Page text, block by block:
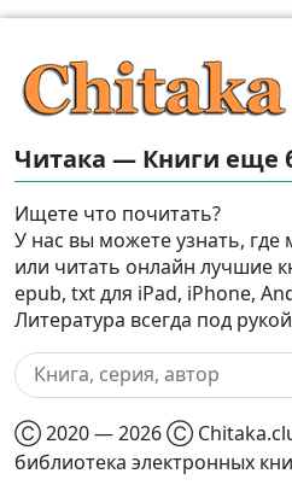
Читака — Книги еще
Ищете что почитать?
У нас вы можете узнать, где
или читать онлайн лучшие
epub, txt для iPad, iPhone,
Литература всегда под
Ⓒ 2020 — 2026 Ⓒ
библиотека электронных